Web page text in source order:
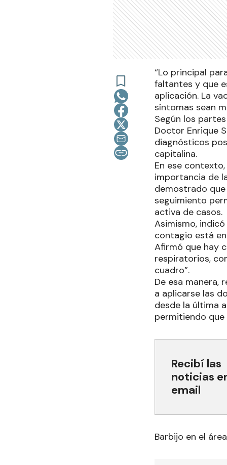
“Lo principal
faltantes y que
aplicación. La
síntomas sean
Según los
Doctor Enrique
diagnósticos
capitalina.
En ese
importancia de
demostrado
seguimiento
activa de casos.
Asimismo,
contagio está
Afirmó que hay
respiratorios,
cuadro”.
De esa manera,
a aplicarse las
desde la última
permitiendo que
Recibí las
noticias
email
Barbijo en el